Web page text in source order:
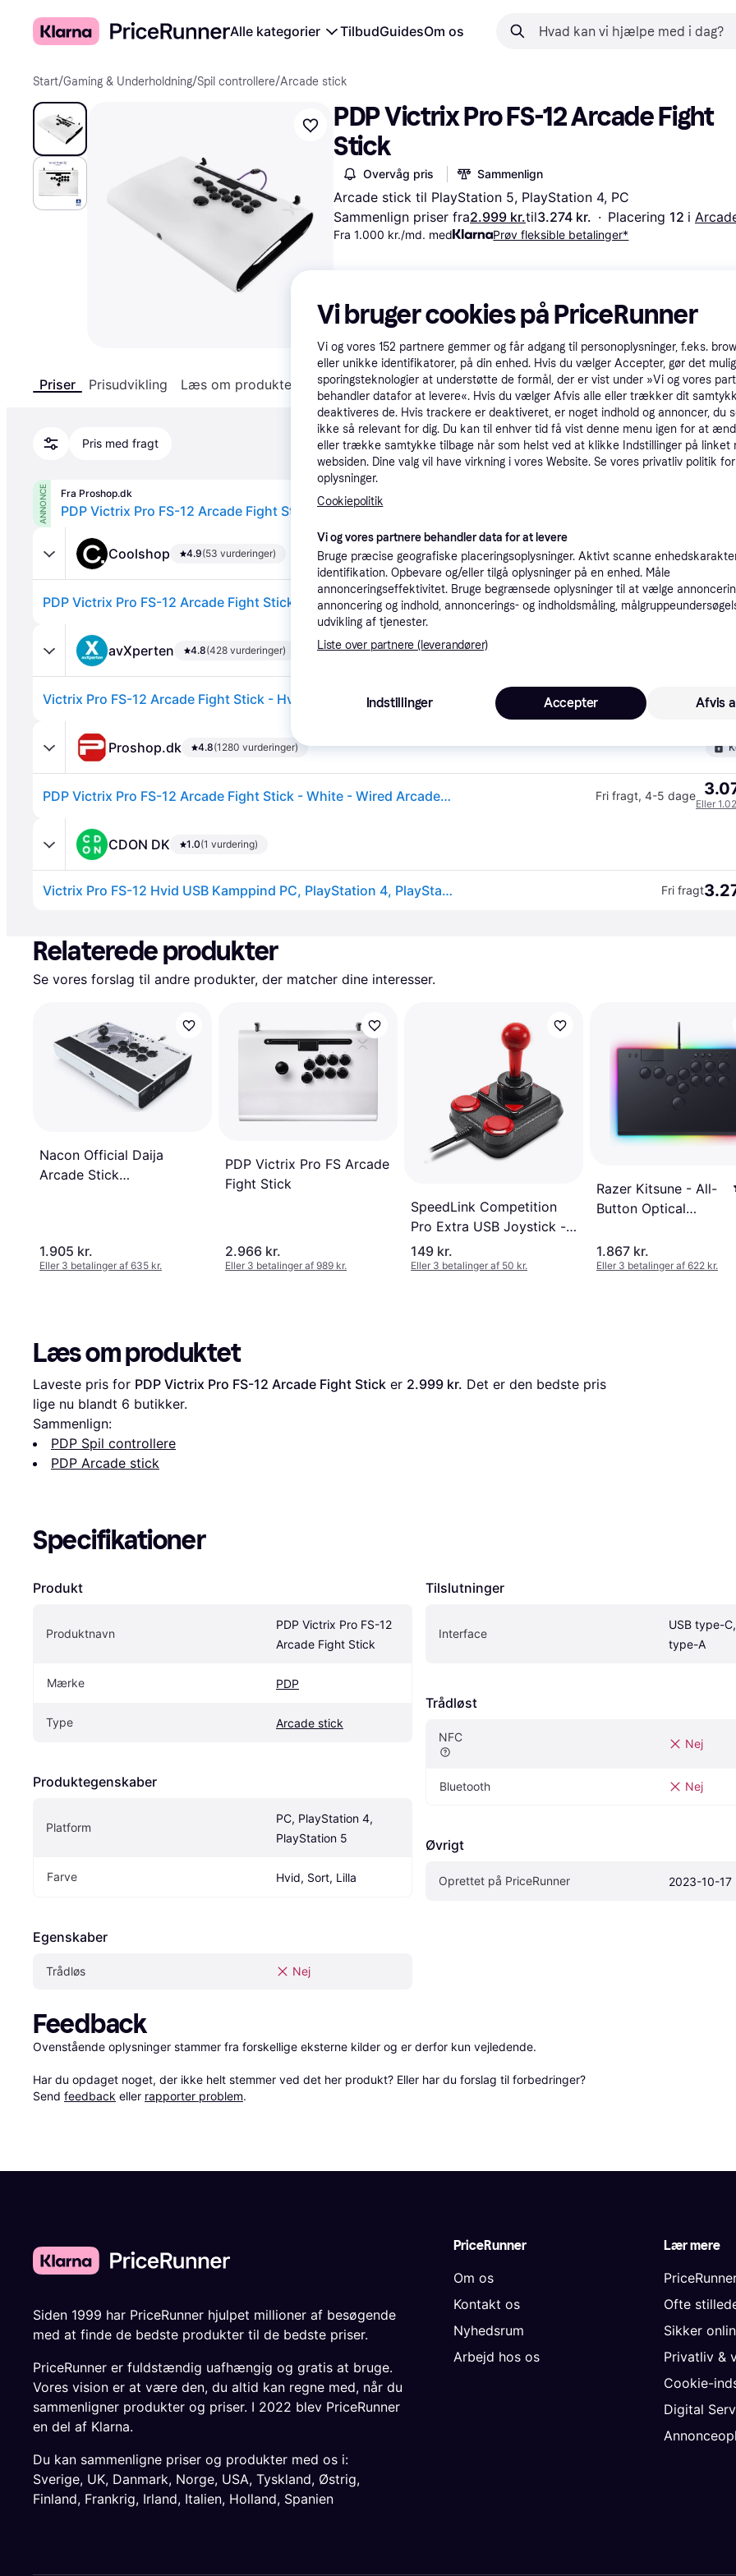
Alle kategorier TilbudGuidesOm os
Start/Gaming & Underholdning/Spil controllere/Arcade stick
PDP Victrix Pro FS-12 Arcade Fight
Stick
Overvåg pris Sammenlign
Arcade stick til PlayStation 5, PlayStation 4, PC
Sammenlign priser fra2.999 kr.til3.274 kr. · Placering 12 i
Fra 1.000 kr./md. med Prøv fleksible betalinger*
Priser Prisudvikling Læs om produktet Specifikationer
Pris med fragt
ANNONCE Fra Proshop.dk
Coolshop 4.9(53 vurderinger)
PDP Victrix Pro FS-12 Arcade Fight Stick White Licensed - Fri fragt og klar til levering - Prismatch Laveste pris·Fri fragt,1 dag
Eller
avXperten 4.8(428 vurderinger)
Laveste pris·49 kr. fragt ,2-4 dage
Eller
Proshop.dk 4.8(1280 vurderinger)
PDP Victrix Pro FS-12 Arcade Fight Stick - White - Wired Arcade stick - Sony PlayStation 4 Fri fragt, 4-5 dage
Eller
CDON DK 1.0(1 vurdering)
Victrix Pro FS-12 Hvid USB Kamppind PC, PlayStation 4, PlayStation 5 Fri fragt
Relaterede produkter
Se vores forslag til andre produkter, der matcher dine interesser.
Nacon Official Daija
Arcade Stick
1.905 kr.
Eller 3 betalinger af 635 kr.
PDP Victrix Pro FS Arcade
Fight Stick
2.966 kr.
Eller 3 betalinger af 989 kr.
SpeedLink Competition
Pro Extra USB Joystick -
Anniversary Edition
149 kr.
Eller 3 betalinger af 50 kr.
Razer Kitsune - All-
Button Optical
1.867 kr.
Eller 3 betalinger af 622 kr.
Læs om produktet
Laveste pris for PDP Victrix Pro FS-12 Arcade Fight Stick er 2.999 kr. Det er den bedste pris
lige nu blandt 6 butikker.
Sammenlign:
PDP Spil controllere
PDP Arcade stick
Specifikationer
Produkt
Produktnavn
PDP Victrix Pro FS-12
Arcade Fight Stick
Mærke PDP
Type Arcade stick
Produktegenskaber
Platform
PC, PlayStation 4,
PlayStation 5
Farve Hvid, Sort, Lilla
Egenskaber
Trådløs Nej
Tilslutninger
Interface
USB type-
type-A
Trådløst
NFC Nej
Bluetooth Nej
Øvrigt
Oprettet på PriceRunner 2023-10-17
Feedback
Ovenstående oplysninger stammer fra forskellige eksterne kilder og er derfor kun vejledende.
Har du opdaget noget, der ikke helt stemmer ved det her produkt? Eller har du forslag til forbedringer?
Send feedback eller rapporter problem.
PriceRunner
Om os
Kontakt os
Nyhedsrum
Arbejd hos os
Lær mere
Ofte
Sikker
Privatliv &
Cookie-
Digital
Siden 1999 har PriceRunner hjulpet millioner af besøgende
med at finde de bedste produkter til de bedste priser.
PriceRunner er fuldstændig uafhængig og gratis at bruge.
Vores vision er at være den, du altid kan regne med, når du
sammenligner produkter og priser. I 2022 blev PriceRunner
en del af Klarna.
Du kan sammenligne priser og produkter med os i:
Sverige, UK, Danmark, Norge, USA, Tyskland, Østrig,
Finland, Frankrig, Irland, Italien, Holland, Spanien
Vi bruger cookies på PriceRunner
Vi og vores 152 partnere gemmer og får adgang til personoplysninger, f.eks.
eller unikke identifikatorer, på din enhed. Hvis du vælger Accepter, gør det
sporingsteknologier at understøtte de formål, der er vist under »Vi og vores
behandler datafor at levere«. Hvis du vælger Afvis alle eller trækker dit
deaktiveres de. Hvis trackere er deaktiveret, er noget indhold og annoncer, du
ikke så relevant for dig. Du kan til enhver tid få vist denne menu igen for at
eller trække samtykke tilbage når som helst ved at klikke Indstillinger på linket
websiden. Dine valg vil have virkning i vores Website. Se vores privatliv politik
oplysninger.
Cookiepolitik
Vi og vores partnere behandler data for at levere
Bruge præcise geografiske placeringsoplysninger. Aktivt scanne
identifikation. Opbevare og/eller tilgå oplysninger på en enhed. Måle
annonceringseffektivitet. Bruge begrænsede oplysninger til at vælge
annoncering og indhold, annoncerings- og indholdsmåling,
udvikling af tjenester.
Liste over partnere (leverandører)
Indstillinger Afvis
Accepter